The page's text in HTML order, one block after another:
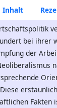
Inhalt
bei ihrer
der
Fakten